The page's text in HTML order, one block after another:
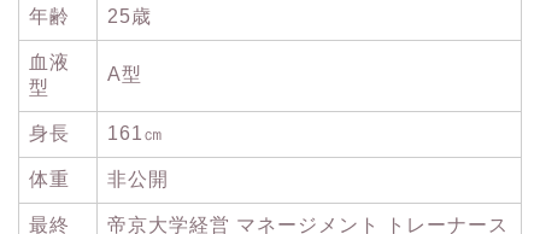
年齢 25歳
血液
型
A型
身長 161㎝
体重 非公開
最終
帝京大学経営 マネージメント トレーナース